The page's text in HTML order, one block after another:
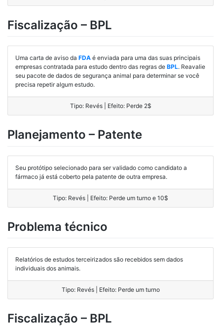
Fiscalização – BPL
Uma carta de aviso da FDA é enviada para uma das suas principais
empresas contratada para estudo dentro das regras de BPL. Reavalie
seu pacote de dados de segurança animal para determinar se você
precisa repetir algum estudo.
Tipo: Revés | Efeito: Perde 2$
Planejamento – Patente
Seu protótipo selecionado para ser validado como candidato a
fármaco já está coberto pela patente de outra empresa.
Tipo: Revés | Efeito: Perde um turno e 10$
Problema técnico
Relatórios de estudos terceirizados são recebidos sem dados
individuais dos animais.
Tipo: Revés | Efeito: Perde um turno
Fiscalização – BPL